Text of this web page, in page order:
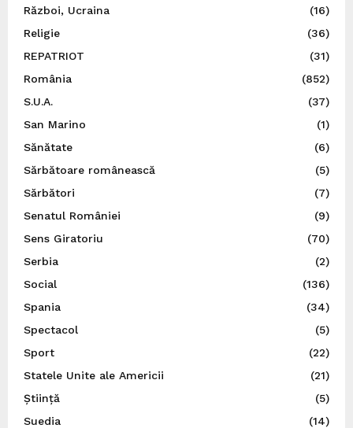
Război, Ucraina
(16)
Religie
(36)
REPATRIOT
(31)
România
(852)
S.U.A.
(37)
San Marino
(1)
Sănătate
(6)
Sărbătoare românească
(5)
Sărbători
(7)
Senatul României
(9)
Sens Giratoriu
(70)
Serbia
(2)
Social
(136)
Spania
(34)
Spectacol
(5)
Sport
(22)
Statele Unite ale Americii
(21)
Știință
(5)
Suedia
(14)